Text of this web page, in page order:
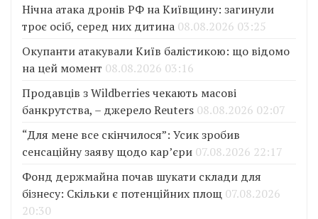
Нічна атака дронів РФ на Київщину: загинули
троє осіб, серед них дитина 08.08.2026 03:25
Окупанти атакували Київ балістикою: що відомо
на цей момент 08.08.2026 03:16
Продавців з Wildberries чекають масові
банкрутства, – джерело Reuters 08.08.2026 02:07
“Для мене все скінчилося”: Усик зробив
сенсаційну заяву щодо кар’єри 07.08.2026 22:17
Фонд держмайна почав шукати склади для
бізнесу: Скільки є потенційних площ 07.08.2026
20:30